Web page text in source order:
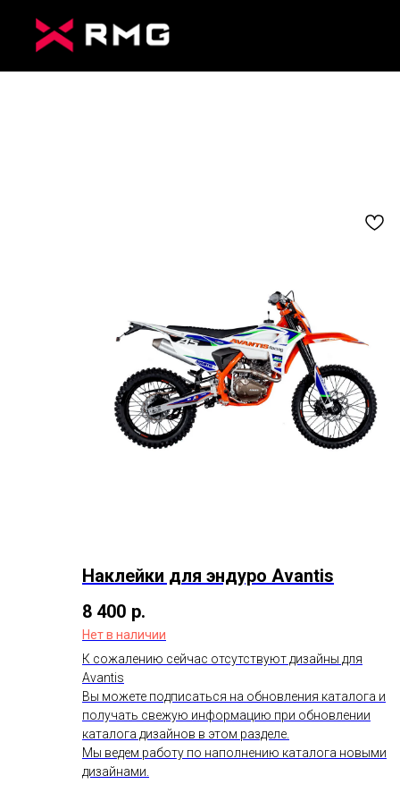
Наклейки для эндуро Avantis
8 400 р.
Нет в наличии
К сожалению сейчас отсутствуют дизайны для
Avantis
Вы можете подписаться на обновления каталога и
получать свежую информацию при обновлении
каталога дизайнов в этом разделе.
Мы ведем работу по наполнению каталога новыми
дизайнами.